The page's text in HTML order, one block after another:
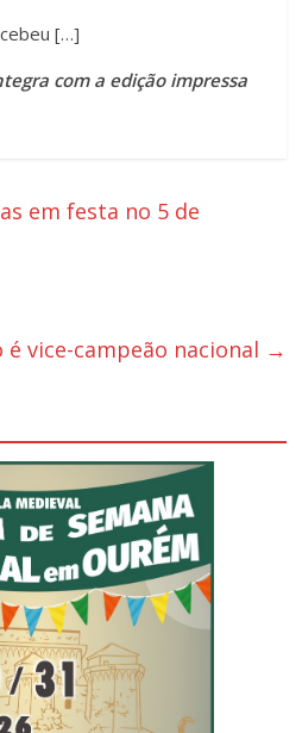
[…]
com a edição impressa
em festa no 5 de
é vice-campeão nacional →